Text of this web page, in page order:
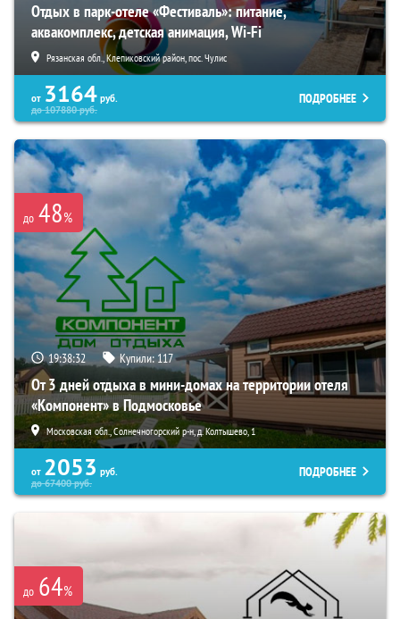
Отдых в парк-отеле «Фестиваль»: питание,
аквакомплекс, детская анимация, Wi-Fi
Рязанская обл., Клепиковский район, пос. Чулис
от 3164 руб.
до107880руб.
ПОДРОБНЕЕ
до 48%
19:38:30 Купили: 117
От 3 дней отдыха в мини-домах на территории отеля
«Компонент» в Подмосковье
Московская обл., Солнечногорский р-н, д. Колтышево, 1
от 2053 руб.
до67400руб.
ПОДРОБНЕЕ
до 64%